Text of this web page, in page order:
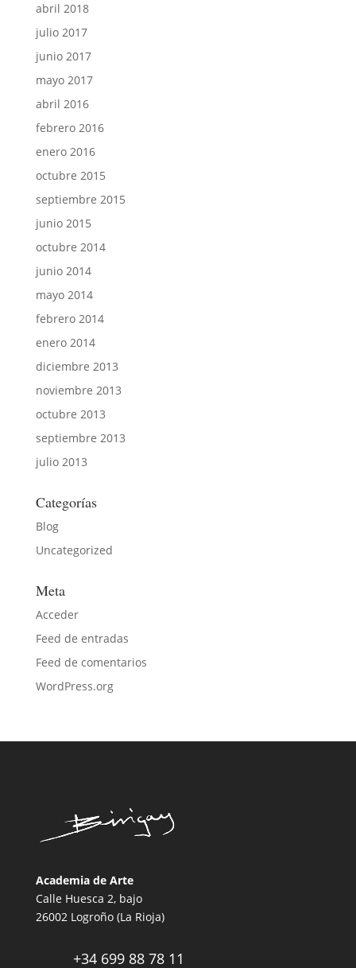
abril 2018
julio 2017
junio 2017
mayo 2017
abril 2016
febrero 2016
enero 2016
octubre 2015
septiembre 2015
junio 2015
octubre 2014
junio 2014
mayo 2014
febrero 2014
enero 2014
diciembre 2013
noviembre 2013
octubre 2013
septiembre 2013
julio 2013
Categorías
Blog
Uncategorized
Meta
Acceder
Feed de entradas
Feed de comentarios
WordPress.org
Academia de Arte
Calle Huesca 2, bajo
26002 Logroño (La Rioja)
+34 699 88 78 11